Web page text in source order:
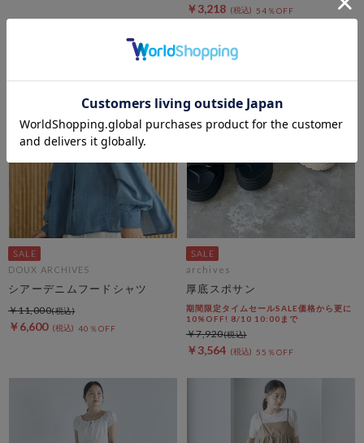
￥3,218 54％OFF
DOUX ARCHIVES
シアーデニムフードシャツ
￥6,600 40％OFF
￥11,000
archives
厚底スポサン
期間限定タイムセールSALE価格から更に
10%OFF! 8/10 10:00まで
￥3,564 55％OFF
￥7,920